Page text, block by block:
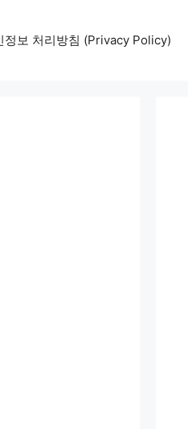
정보 처리방침 (Privacy Policy)